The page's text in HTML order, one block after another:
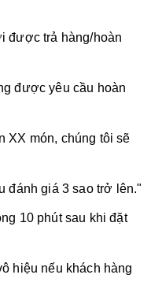
được trả hàng/hoàn
được yêu cầu hoàn
XX món, chúng tôi sẽ
đánh giá 3 sao trở lên."
10 phút sau khi đặt
hiệu nếu khách hàng